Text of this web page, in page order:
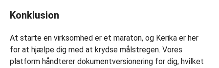
Konklusion
At starte en virksomhed er et maraton, og Kerika er her
for at hjælpe dig med at krydse målstregen. Vores
platform håndterer dokumentversionering for dig, hvilket